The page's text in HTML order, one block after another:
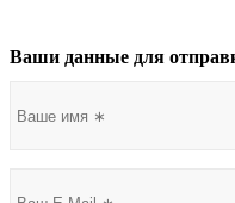
Ваши данные для